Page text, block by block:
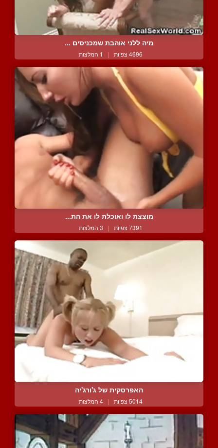
מיה ללני אוהבת שמכניסים ...
4696 צפיות | 1 המלצות
מוצצת לו ואוכלת לו את הת...
7391 צפיות | 3 המלצות
האפרסקית של ג'ורג'יה
5014 צפיות | 4 המלצות